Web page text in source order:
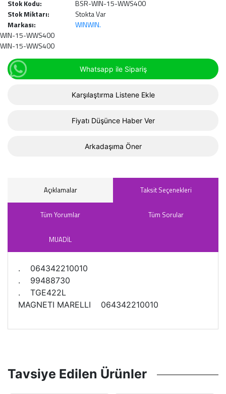
Stok Kodu:
BSR-WIN-15-WWS400
Stok Miktarı:
Stokta Var
Markası:
WINWIN.
WIN-15-WWS400
WIN-15-WWS400
Whatsapp ile Sipariş
Karşılaştırma Listene Ekle
Fiyatı Düşünce Haber Ver
Arkadaşıma Öner
Açıklamalar Taksit Seçenekleri
Tüm Yorumlar Tüm Sorular
MUADİL
. 064342210010
. 99488730
. TGE422L
MAGNETI MARELLI 064342210010
Tavsiye Edilen Ürünler